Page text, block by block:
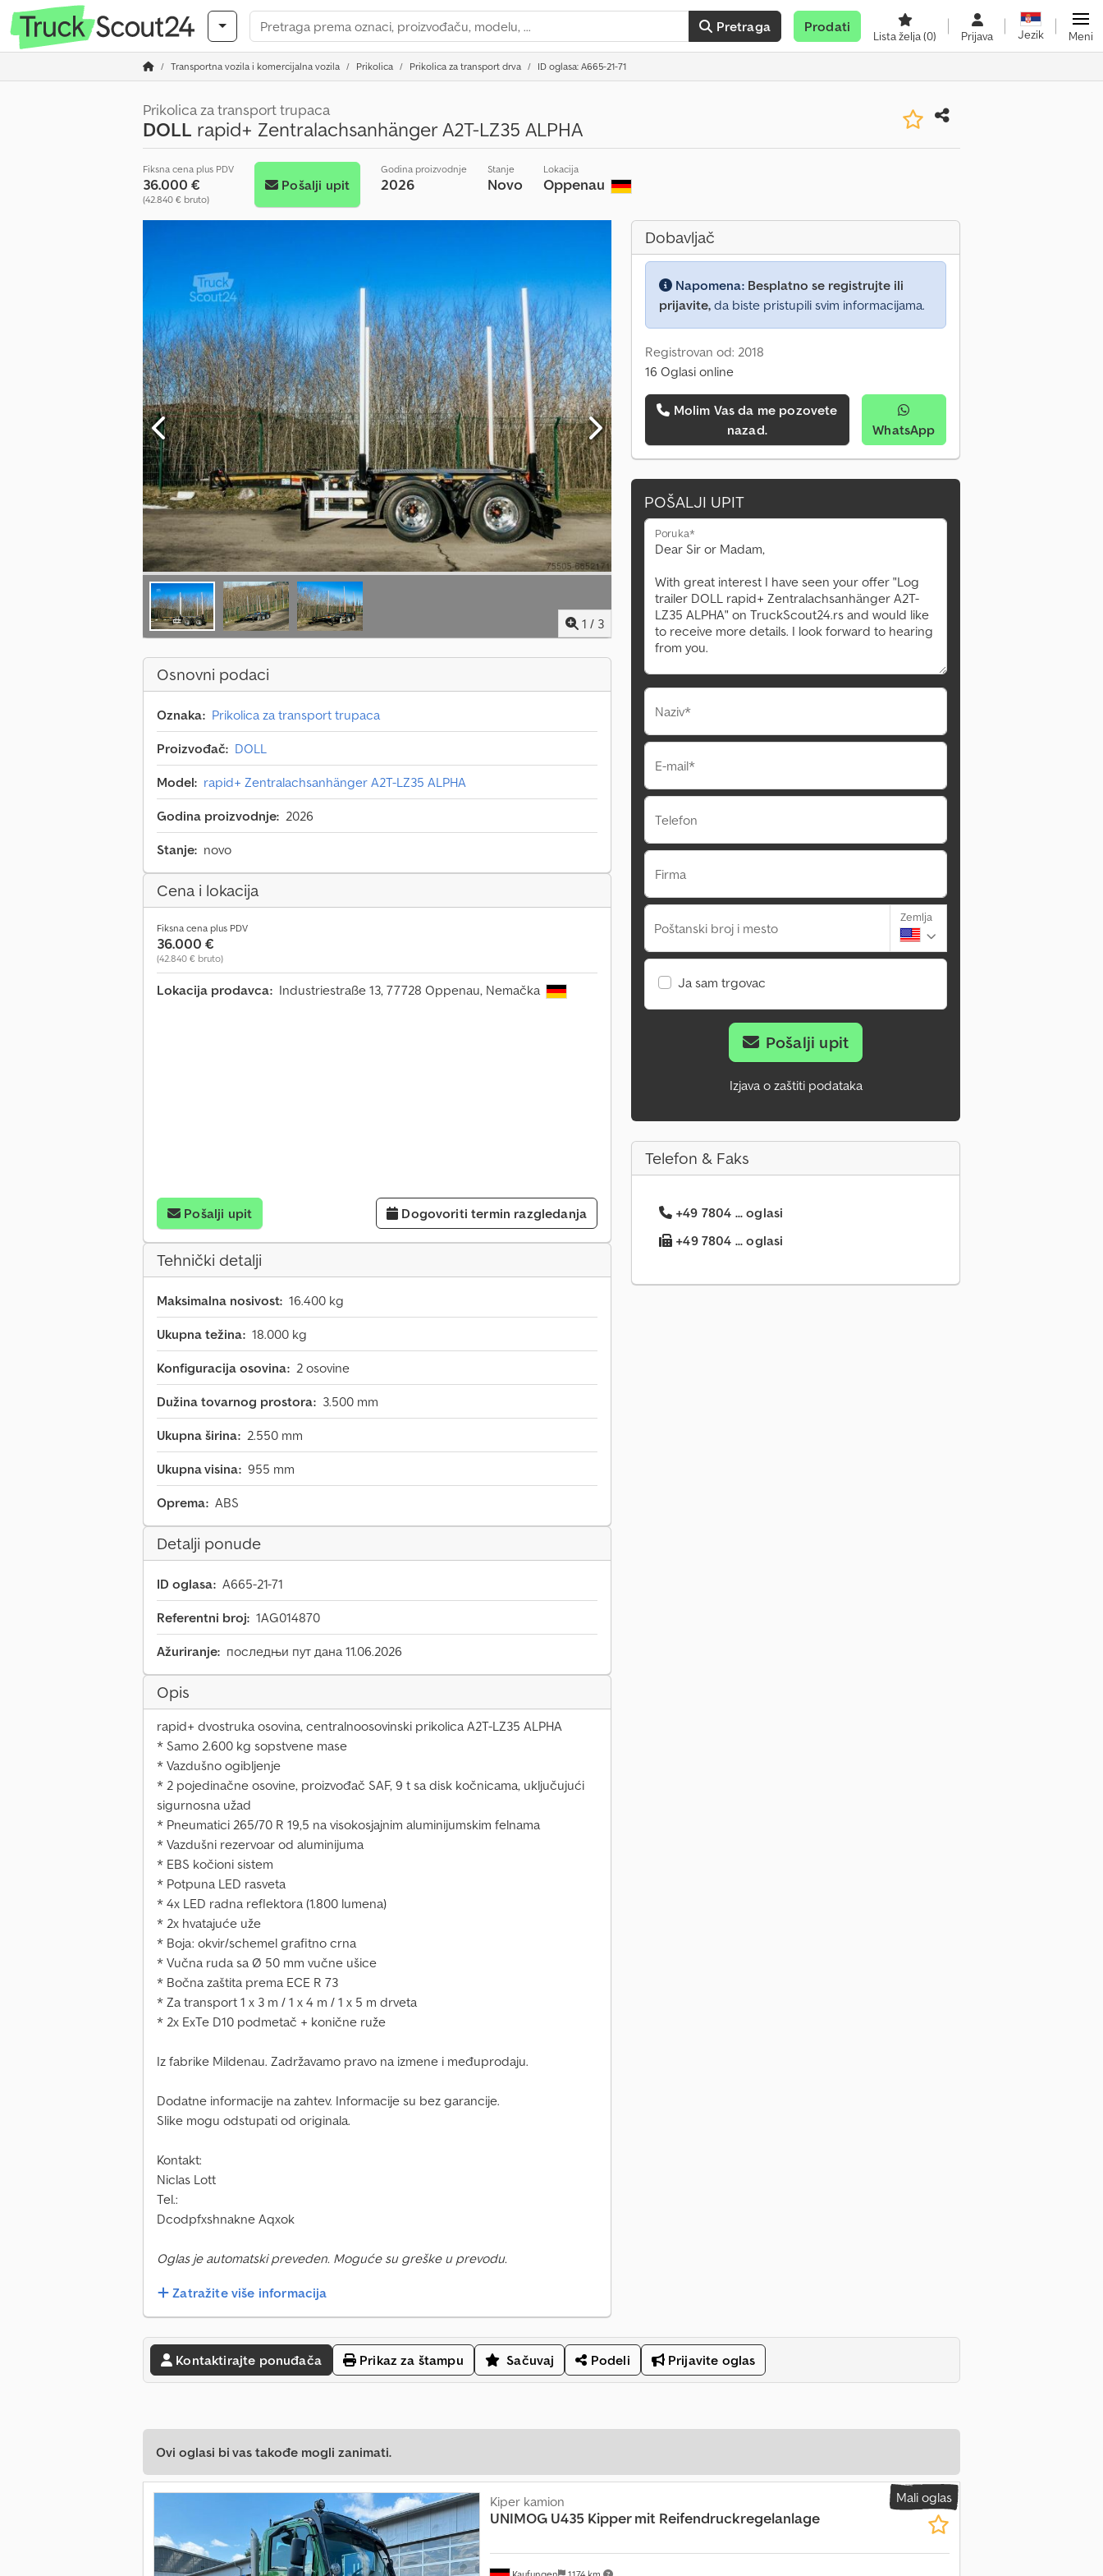
Pretraga Prodati
Lista želja(0) Prijava Jezik Meni
Transportna vozila i komercijalna vozila Prikolica Prikolica za transport drva ID oglasa: A665-21-71
Prikolica za transport trupaca
DOLL rapid+ Zentralachsanhänger A2T-LZ35 ALPHA
Fiksna cena plus PDV
36.000 €
(42.840 € bruto)
Pošalji upit
Godina proizvodnje
2026
Stanje
Novo
Lokacija
Oppenau
1 / 3
Osnovni podaci
Oznaka: Prikolica za transport trupaca
Proizvođač: DOLL
Model: rapid+ Zentralachsanhänger A2T-LZ35 ALPHA
Godina proizvodnje: 2026
Stanje: novo
Cena i lokacija
Fiksna cena plus PDV
36.000 €
(42.840 € bruto)
Lokacija prodavca: Industriestraße 13, 77728 Oppenau, Nemačka
Pošalji upit Dogovoriti termin razgledanja
Tehnički detalji
Maksimalna nosivost: 16.400 kg
Ukupna težina: 18.000 kg
Konfiguracija osovina: 2 osovine
Dužina tovarnog prostora: 3.500 mm
Ukupna širina: 2.550 mm
Ukupna visina: 955 mm
Oprema: ABS
Detalji ponude
ID oglasa: A665-21-71
Referentni broj: 1AG014870
Ažuriranje: последњи пут дана 11.06.2026
Opis
rapid+ dvostruka osovina, centralnoosovinski prikolica A2T-LZ35 ALPHA
* Samo 2.600 kg sopstvene mase
* Vazdušno ogibljenje
* 2 pojedinačne osovine, proizvođač SAF, 9 t sa disk kočnicama, uključujući
sigurnosna užad
* Pneumatici 265/70 R 19,5 na visokosjajnim aluminijumskim felnama
* Vazdušni rezervoar od aluminijuma
* EBS kočioni sistem
* Potpuna LED rasveta
* 4x LED radna reflektora (1.800 lumena)
* 2x hvatajuće uže
* Boja: okvir/schemel grafitno crna
* Vučna ruda sa Ø 50 mm vučne ušice
* Bočna zaštita prema ECE R 73
* Za transport 1 x 3 m / 1 x 4 m / 1 x 5 m drveta
* 2x ExTe D10 podmetač + konične ruže
Iz fabrike Mildenau. Zadržavamo pravo na izmene i međuprodaju.
Dodatne informacije na zahtev. Informacije su bez garancije.
Slike mogu odstupati od originala.
Kontakt:
Niclas Lott
Tel.:
Dcodpfxshnakne Aqxok
Oglas je automatski preveden. Moguće su greške u prevodu.
Zatražite više informacija
Dobavljač
Napomena: Besplatno se registrujte ili
prijavite, da biste pristupili svim informacijama.
Registrovan od: 2018
16 Oglasi online
nazad.
WhatsApp
POŠALJI UPIT
Poruka*
Naziv*
E-mail*
Telefon
Firma
Poštanski broj i mesto
Zemlja
Ja sam trgovac
Pošalji upit
Izjava o zaštiti podataka
Telefon & Faks
+49 7804 ... oglasi
+49 7804 ... oglasi
Kontaktirajte ponuđača Prikaz za štampu Sačuvaj Podeli Prijavite oglas
Ovi oglasi bi vas takođe mogli zanimati.
Mali oglas
Kiper kamion
UNIMOG U435 Kipper mit Reifendruckregelanlage